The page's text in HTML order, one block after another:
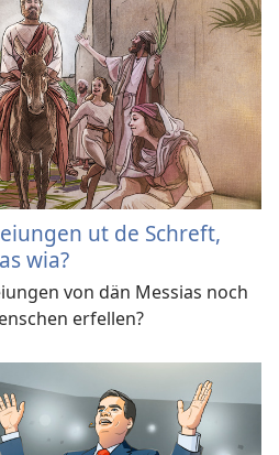
ut de Schreft,
wia?
von dän Messias noch
erfellen?